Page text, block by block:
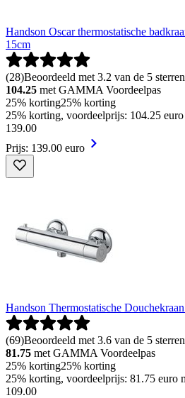
Handson Oscar thermostatische
15cm
(28)Beoordeeld met 3.2 van de 5
104.25 met GAMMA Voordeelpas
25% korting25% korting
25% korting, voordeelprijs: 104.25
139.00
Prijs: 139.00 euro
Handson Thermostatische
(69)Beoordeeld met 3.6 van de 5
81.75 met GAMMA Voordeelpas
25% korting25% korting
25% korting, voordeelprijs: 81.75 euro
109.00